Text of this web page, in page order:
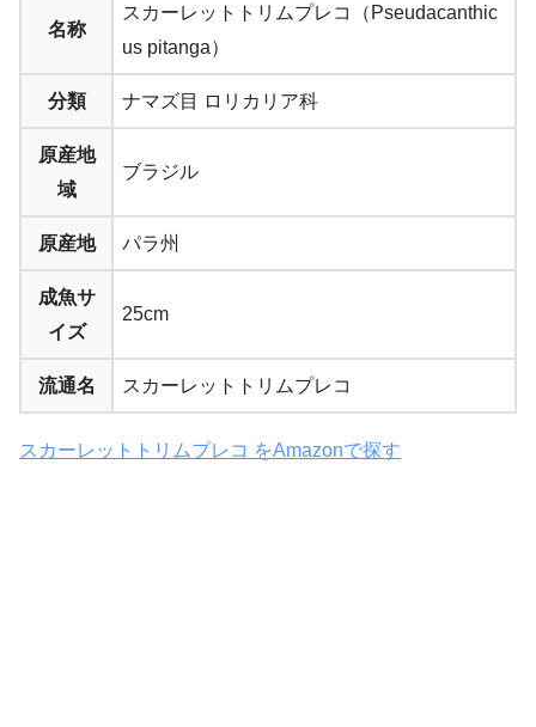
名称
スカーレットトリムプレコ（Pseudacanthic
us pitanga）
分類 ナマズ目 ロリカリア科
原産地
域
ブラジル
原産地 パラ州
成魚サ
イズ
25cm
流通名 スカーレットトリムプレコ
スカーレットトリムプレコ をAmazonで探す